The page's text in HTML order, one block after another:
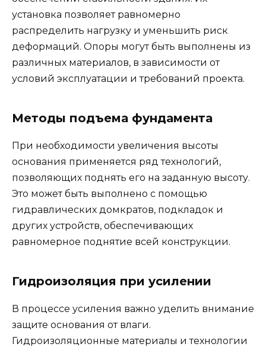
установка позволяет равномерно
распределить нагрузку и уменьшить риск
деформаций. Опоры могут быть выполнены из
различных материалов, в зависимости от
условий эксплуатации и требований проекта.
Методы подъема фундамента
При необходимости увеличения высоты
основания применяется ряд технологий,
позволяющих поднять его на заданную высоту.
Это может быть выполнено с помощью
гидравлических домкратов, подкладок и
других устройств, обеспечивающих
равномерное поднятие всей конструкции.
Гидроизоляция при усилении
В процессе усиления важно уделить внимание
защите основания от влаги.
Гидроизоляционные материалы и технологии